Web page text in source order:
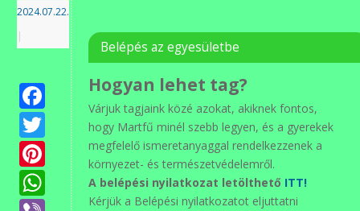
2024.07.22.
|
Facebook
Twitter
Pinterest
WhatsApp
Belépés az egyesületbe
Hogyan lehet tag?
Várjuk tagjaink közé azokat, akiknek fontos,
hogy Martfű minél szebb legyen, és a gyerekek
megfelelő ismeretanyaggal rendelkezzenek a
környezet- és természetvédelemről.
A belépési nyilatkozat letölthető ITT!
Kérjük a Belépési nyilatkozatot eljuttatni